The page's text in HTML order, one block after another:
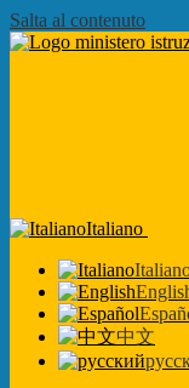
Salta al contenuto
Italiano
中文